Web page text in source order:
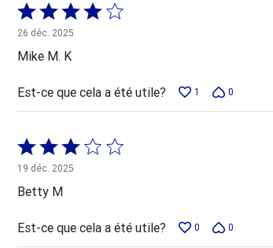
Coté
4 sur
5
26 déc. 2025
Mike M. K
Est-ce que cela a été utile? 1 0
Coté
3 sur
5
19 déc. 2025
Betty M
Est-ce que cela a été utile? 0 0